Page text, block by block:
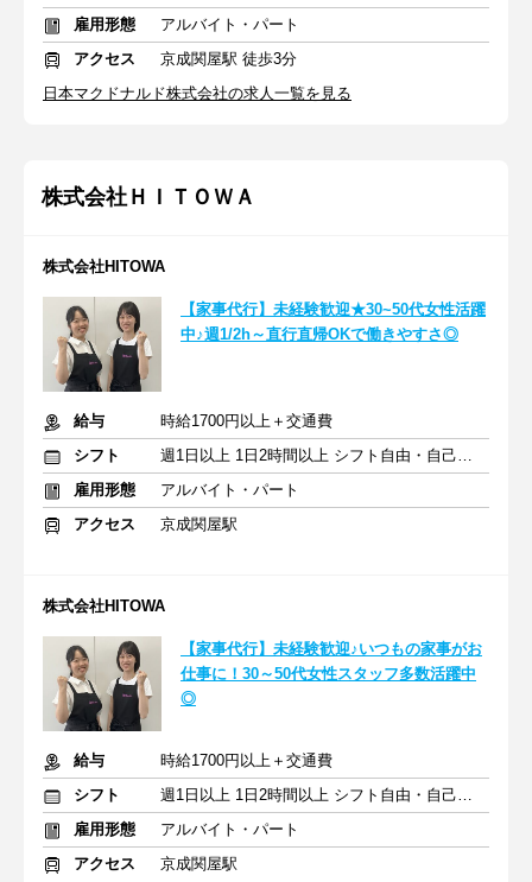
雇用形態
アルバイト・パート
アクセス
京成関屋駅 徒歩3分
日本マクドナルド株式会社の求人一覧を見る
株式会社ＨＩＴＯＷＡ
株式会社HITOWA
【家事代行】未経験歓迎★30~50代女性活躍
中♪週1/2h～直行直帰OKで働きやすさ◎
給与
時給1700円以上＋交通費
シフト
週1日以上 1日2時間以上 シフト自由・自己申告
雇用形態
アルバイト・パート
アクセス
京成関屋駅
株式会社HITOWA
【家事代行】未経験歓迎♪いつもの家事がお
仕事に！30～50代女性スタッフ多数活躍中
◎
給与
時給1700円以上＋交通費
シフト
週1日以上 1日2時間以上 シフト自由・自己申告
雇用形態
アルバイト・パート
アクセス
京成関屋駅